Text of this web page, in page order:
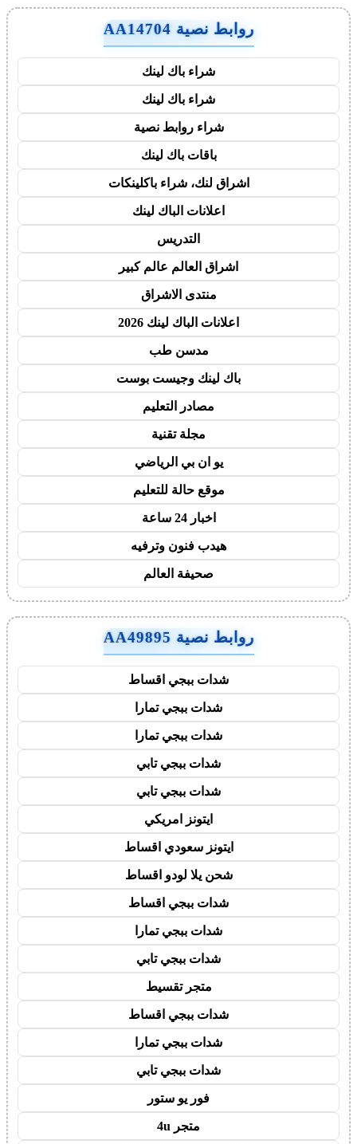
روابط نصية AA14704
شراء باك لينك
شراء باك لينك
شراء روابط نصية
باقات باك لينك
اشراق لنك، شراء باكلينكات
اعلانات الباك لينك
التدريس
اشراق العالم عالم كبير
منتدى الاشراق
اعلانات الباك لينك 2026
مدسن طب
باك لينك وجيست بوست
مصادر التعليم
مجلة تقنية
يو ان بي الرياضي
موقع حالة للتعليم
اخبار 24 ساعة
هيدب فنون وترفيه
صحيفة العالم
روابط نصية AA49895
شدات ببجي اقساط
شدات ببجي تمارا
شدات ببجي تمارا
شدات ببجي تابي
شدات ببجي تابي
ايتونز امريكي
ايتونز سعودي اقساط
شحن يلا لودو اقساط
شدات ببجي اقساط
شدات ببجي تمارا
شدات ببجي تابي
متجر تقسيط
شدات ببجي اقساط
شدات ببجي تمارا
شدات ببجي تابي
فور يو ستور
متجر 4u